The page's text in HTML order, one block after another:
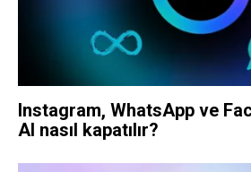
Instagram, WhatsApp ve
AI nasıl kapatılır?